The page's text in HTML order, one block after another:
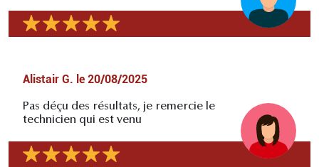
Alistair G. le 20/08/2025
Pas déçu des résultats, je remercie le
technicien qui est venu